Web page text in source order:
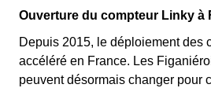
Ouverture du compteur Linky à
Depuis 2015, le déploiement des
accéléré en France. Les
peuvent désormais changer pour